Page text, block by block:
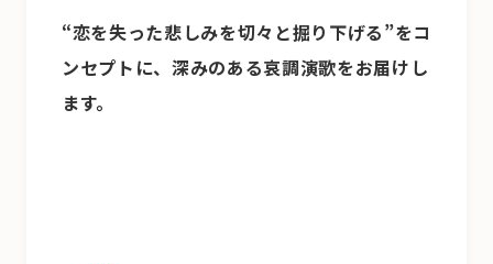
“恋を失った悲しみを切々と掘り下げる”をコ
ンセプトに、深みのある哀調演歌をお届けし
ます。